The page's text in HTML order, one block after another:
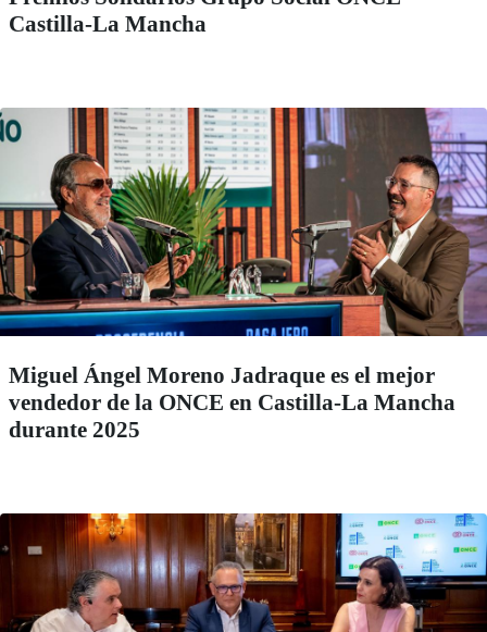
Castilla-La Mancha
Miguel Ángel Moreno Jadraque es el mejor
vendedor de la ONCE en Castilla-La Mancha
durante 2025